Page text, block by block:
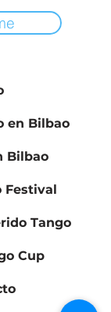
en Bilbao
Bilbao
Festival
Tango
Cup